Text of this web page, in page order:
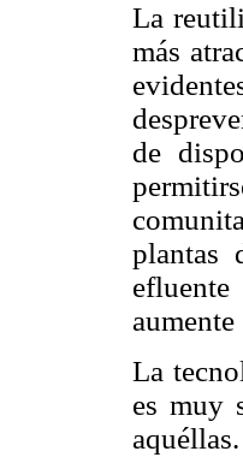
La
más
de
plantas
La
es muy
aquéllas.